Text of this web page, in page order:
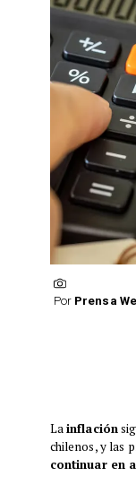
Por Prensa
Lainflación
chilenos, y las
continuar en